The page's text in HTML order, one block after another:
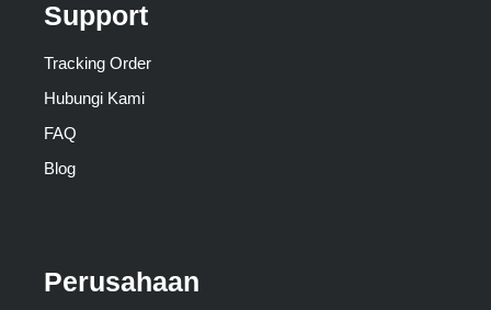
Support
Tracking Order
Hubungi Kami
FAQ
Blog
Perusahaan